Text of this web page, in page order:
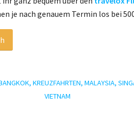
je nach genauem Termin los bei
, KREUZFAHRTEN, MALAYSIA,
VIETNAM